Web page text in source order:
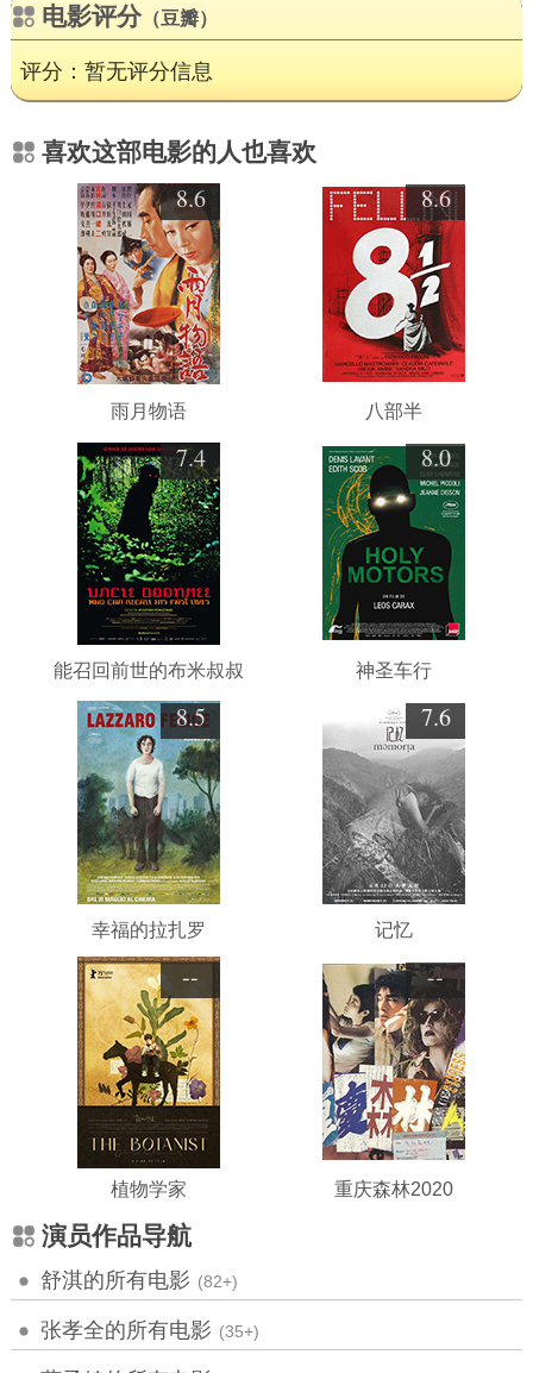
电影评分（豆瓣）
评分：暂无评分信息
喜欢这部电影的人也喜欢
8.6
雨月物语
8.6
八部半
7.4
能召回前世的布米叔叔
8.0
神圣车行
8.5
幸福的拉扎罗
7.6
记忆
--
植物学家
--
重庆森林2020
演员作品导航
舒淇的所有电影 (82+)
张孝全的所有电影 (35+)